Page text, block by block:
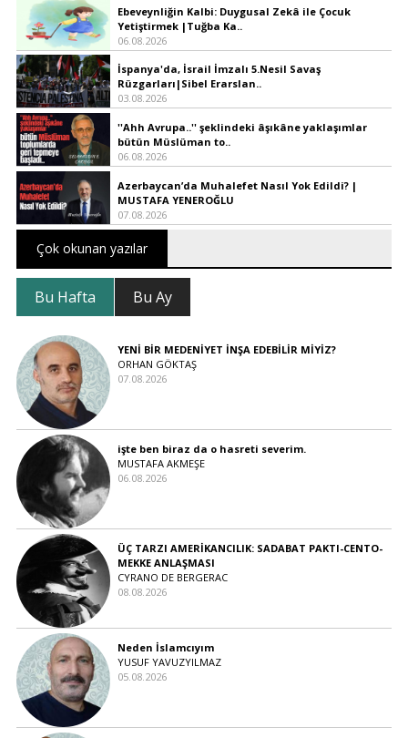
Ebeveynliğin Kalbi: Duygusal Zekâ ile Çocuk
Yetiştirmek |Tuğba Ka..
06.08.2026
İspanya'da, İsrail İmzalı 5.Nesil Savaş
Rüzgarları|Sibel Erarslan..
03.08.2026
''Ahh Avrupa..'' şeklindeki âşıkâne yaklaşımlar
bütün Müslüman to..
06.08.2026
Azerbaycan’da Muhalefet Nasıl Yok Edildi? |
MUSTAFA YENEROĞLU
07.08.2026
Çok okunan yazılar
Bu Hafta Bu Ay
YENİ BİR MEDENİYET İNŞA EDEBİLİR MİYİZ?
ORHAN GÖKTAŞ
07.08.2026
işte ben biraz da o hasreti severim.
MUSTAFA AKMEŞE
06.08.2026
ÜÇ TARZI AMERİKANCILIK: SADABAT PAKTI-CENTO-
MEKKE ANLAŞMASI
CYRANO DE BERGERAC
08.08.2026
Neden İslamcıyım
YUSUF YAVUZYILMAZ
05.08.2026